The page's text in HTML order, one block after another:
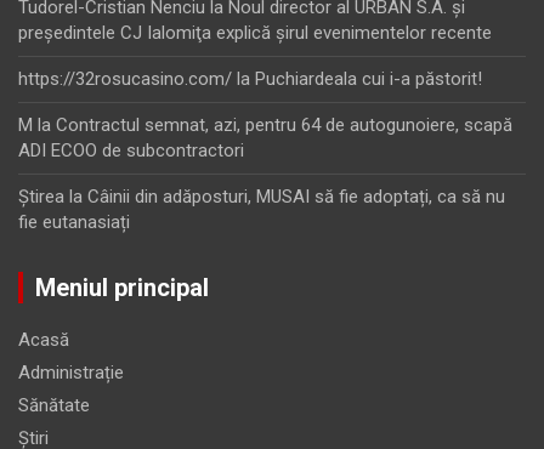
Tudorel-Cristian Nenciu la Noul director al URBAN S.A. şi
preşedintele CJ Ialomiţa explică şirul evenimentelor recente
https://32rosucasino.com/ la Puchiardeala cui i-a păstorit!
M la Contractul semnat, azi, pentru 64 de autogunoiere, scapă
ADI ECOO de subcontractori
Ştirea la Câinii din adăposturi, MUSAI să fie adoptați, ca să nu
fie eutanasiați
Meniul principal
Acasă
Administrație
Sănătate
Știri